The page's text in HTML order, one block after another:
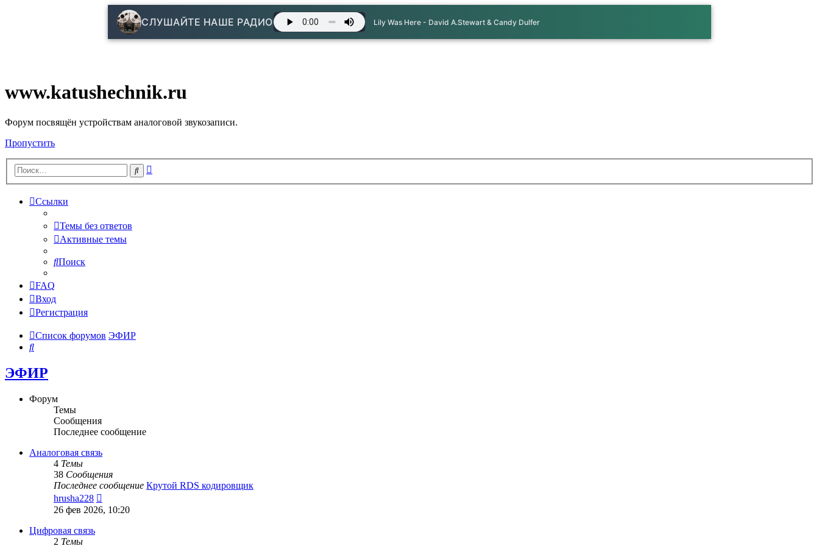
СЛУШАЙТЕ НАШЕ РАДИО Lily Was Here - David A.Stewart & Candy Dulfer
www.katushechnik.ru
Форум посвящён устройствам аналоговой звукозаписи.
Пропустить
Поиск
Ссылки
Темы без ответов
Активные темы
Поиск
FAQ
Вход
Регистрация
Список форумов ЭФИР
Поиск
ЭФИР
Форум
Темы
Сообщения
Последнее сообщение
Аналоговая связь
4 Темы
38 Сообщения
Последнее сообщение Крутой RDS кодировщик
hrusha228
к
последнему
26 фев 2026, 10:20
Цифровая связь
2 Темы